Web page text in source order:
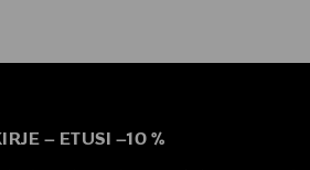
– ETUSI –10 %